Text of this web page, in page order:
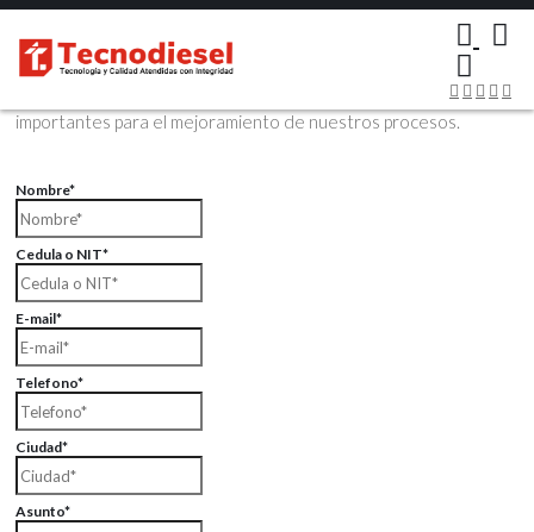
Contáctenos Vía Email
Envíenos sus datos con sus comentarios, sus opiniones son muy
importantes para el mejoramiento de nuestros procesos.
Nombre*
Cedula o NIT*
E-mail*
Telefono*
Ciudad*
Asunto*